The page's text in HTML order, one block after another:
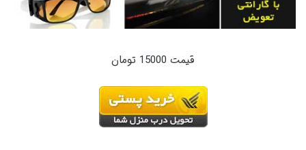
قیمت 15000 تومان